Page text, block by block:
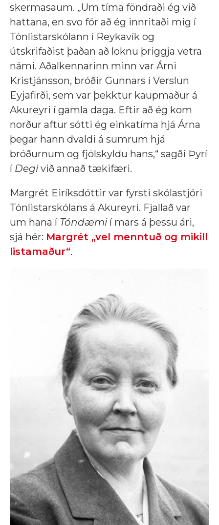
skermasaum. „Um tíma föndraði ég við
hattana, en svo fór að ég innritaði mig í
Tónlistarskólann í Reykavík og
útskrifaðist þaðan að loknu þriggja vetra
námi. Aðalkennarinn minn var Árni
Kristjánsson, bróðir Gunnars í Verslun
Eyjafirði, sem var þekktur kaupmaður á
Akureyri í gamla daga. Eftir að ég kom
norður aftur sótti ég einkatíma hjá Árna
þegar hann dvaldi á sumrum hjá
bróðurnum og fjölskyldu hans,“ sagði Þyrí
í Degivið annað tækifæri.
Margrét Eiríksdóttir var fyrsti skólastjóri
Tónlistarskólans á Akureyri. Fjallað var
um hana í Tóndæmií mars á þessu ári,
sjá hér: Margrét „vel menntuð og mikill
listamaður“.